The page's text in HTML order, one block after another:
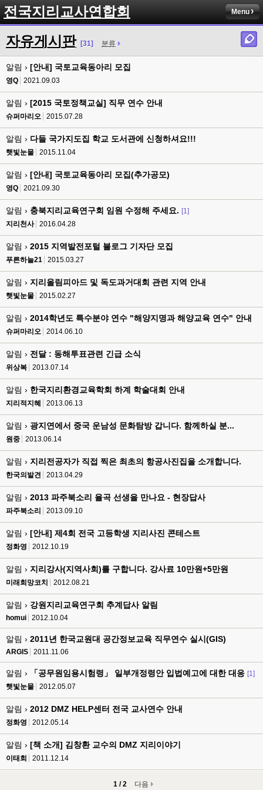
전국지리교사연합회 Menu
자유게시판 [31] 분류
알림 › [안내] 국토교육동아리 모집
영Q 2021.09.03
알림 › [2015 국토정책교실] 직무 연수 안내
슈퍼마리오 2015.07.28
알림 › 다들 국가지도집 학교 도서관에 신청하셔요!!!
햇빛눈물 2015.11.04
알림 › [안내] 국토교육동아리 모집(추가공모)
영Q 2021.09.30
알림 › 충북지리교육연구회 임원 수정해 주세요. [1]
지리천사
2016.04.28
알림 › 2015 지역발전포털 블로그 기자단 모집
푸른하늘21 2015.03.27
알림 › 지리올림피아드 및 독도과거대회 관련 지역 안내
햇빛눈물 2015.02.27
알림 › 2014학년도 특수분야 연수 "해양지명과 해양교육 연수" 안내
슈퍼마리오 2014.06.10
알림 › 전달 : 동해투표관련 긴급 소식
위상복 2013.07.14
알림 › 한국지리환경교육학회 하계 학술대회 안내
지리적지혜 2013.06.13
알림 › 광지연에서 중국 운남성 문화탐방 갑니다. 함께하실 분...
원중 2013.06.14
알림 › 지리전공자가 직접 찍은 최초의 항공사진집을 소개합니다.
한국의발견 2013.04.29
알림 › 2013 파주북소리 율곡 선생을 만나요 - 현장답사
파주북소리 2013.09.10
알림 › [안내] 제4회 전국 고등학생 지리사진 콘테스트
정화영 2012.10.19
알림 › 지리강사(지역사회)를 구합니다. 강사료 10만원+5만원
미래희망코치 2012.08.21
알림 › 강원지리교육연구회 추계답사 알림
homui 2012.10.04
알림 › 2011년 한국교원대 공간정보교육 직무연수 실시(GIS)
ARGIS 2011.11.06
알림 › 「공무원임용시험령」 일부개정령안 입법예고에 대한 대응 [1]
햇빛눈물
2012.05.07
알림 › 2012 DMZ HELP센터 전국 교사연수 안내
정화영 2012.05.14
알림 › [책 소개] 김창환 교수의 DMZ 지리이야기
이태희 2011.12.14
1 / 2 다음